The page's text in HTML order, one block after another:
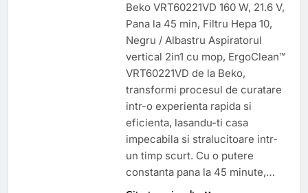
Beko VRT60221VD 160 W, 21.6 V,
Pana la 45 min, Filtru Hepa 10,
Negru / Albastru Aspiratorul
vertical 2in1 cu mop, ErgoClean™
VRT60221VD de la Beko,
transformi procesul de curatare
intr-o experienta rapida si
eficienta, lasandu-ti casa
impecabila si stralucitoare intr-
un timp scurt. Cu o putere
constanta pana la 45 minute,…